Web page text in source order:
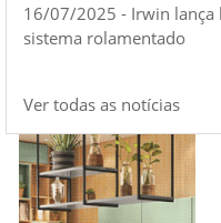
16/07/2025 - Irwin lança
sistema rolamentado
Ver todas as notícias